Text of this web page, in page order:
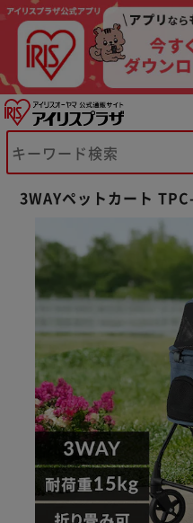
3WAYペットカート
※ご確認ください
カートに入れる